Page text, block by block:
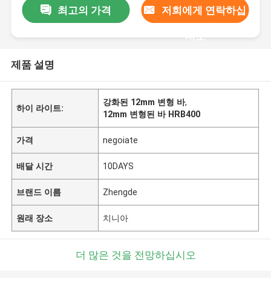
최고의 가격 저희에게 연락하십
시오
제품 설명
하이 라이트:
강화된 12mm 변형 바,
12mm 변형된 바 HRB400
가격 negoiate
배달 시간 10DAYS
브랜드 이름 Zhengde
원래 장소 치니아
더 많은 것을 전망하십시오